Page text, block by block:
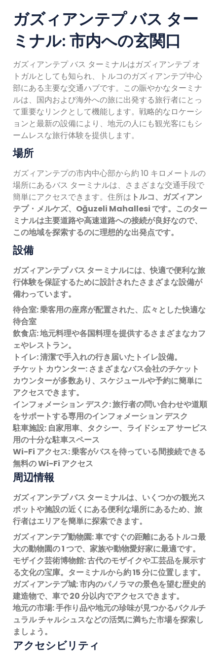
ガズィアンテプ バス ター
ミナル: 市内への玄関口
ガズィアンテプ バス ターミナルはガズィアンテプ オ
トガルとしても知られ、トルコのガズィアンテプ中心
部にある主要な交通ハブです。この賑やかなターミナ
ルは、国内および海外への旅に出発する旅行者にとっ
て重要なリンクとして機能します。戦略的なロケーシ
ョンと最新の設備により、地元の人にも観光客にもシ
ームレスな旅行体験を提供します。
場所
ガズィアンテプの市内中心部から約 10 キロメートルの
場所にあるバス ターミナルは、さまざまな交通手段で
簡単にアクセスできます。住所は トルコ、ガズィアン
テプ・メルケズ、Oğuzeli Mahallesi です。このター
ミナルは主要道路や高速道路への接続が良好なので、
この地域を探索するのに理想的な出発点です。
設備
ガズィアンテプ バス ターミナルには、快適で便利な旅
行体験を保証するために設計されたさまざまな設備が
備わっています。
待合室:乗客用の座席が配置された、広々とした快適な
待合室
飲食店:地元料理や各国料理を提供するさまざまなカフ
ェやレストラン。
トイレ:清潔で手入れの行き届いたトイレ設備。
チケット カウンター: さまざまなバス会社のチケット
カウンターが多数あり、スケジュールや予約に簡単に
アクセスできます。
インフォメーション デスク:旅行者の問い合わせや道順
をサポートする専用のインフォメーション デスク
駐車施設: 自家用車、タクシー、ライドシェア サービス
用の十分な駐車スペース
Wi-Fi アクセス:乗客がバスを待っている間接続できる
無料の Wi-Fi アクセス
周辺情報
ガズィアンテプ バス ターミナルは、いくつかの観光ス
ポットや施設の近くにある便利な場所にあるため、旅
行者はエリアを簡単に探索できます。
ガズィアンテプ動物園:車ですぐの距離にあるトルコ最
大の動物園の 1 つで、家族や動物愛好家に最適です。
モザイク芸術博物館:古代のモザイクや工芸品を展示す
る文化の宝庫。ターミナルから約 15 分に位置します。
ガズィアンテプ城:市内のパノラマの景色を望む歴史的
建造物で、車で 20 分以内でアクセスできます。
地元の市場:手作り品や地元の珍味が見つかるバクルチ
ュラル チャルシュスなどの活気に満ちた市場を探索し
ましょう。
アクセシビリティ